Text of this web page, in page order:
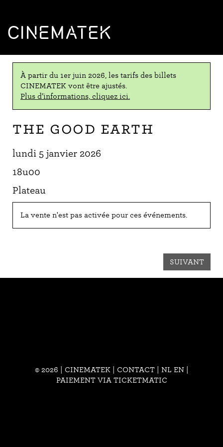
CINEMATEK
À partir du 1er juin 2026, les tarifs des billets
CINEMATEK vont être ajustés.
Plus d’informations, cliquez ici.
The Good Earth
lundi 5 janvier 2026
18u00
Plateau
La vente n'est pas activée pour ces événements.
SUIVANT
© 2026 | CINEMATEK | CONTACT| NL EN
PAIEMENT VIA TICKETMATIC